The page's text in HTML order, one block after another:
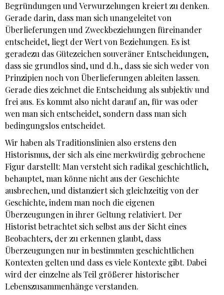
Begründungen und Verwurzelungen kreiert zu denken.
Gerade darin, dass man sich unangeleitet von
Überlieferungen und Zweckbeziehungen füreinander
entscheidet, liegt der Wert von Beziehungen. Es ist
geradezu das Gütezeichen souveräner Entscheidungen,
dass sie grundlos sind, und d.h., dass sie sich weder von
Prinzipien noch von Überlieferungen ableiten lassen.
Gerade dies zeichnet die Entscheidung als subjektiv und
frei aus. Es kommt also nicht darauf an, für was oder
wen man sich entscheidet, sondern dass man sich
bedingungslos entscheidet.
Wir haben als Traditionslinien also erstens den
Historismus, der sich als eine merkwürdig gebrochene
Figur darstellt: Man versteht sich radikal geschichtlich,
behauptet, man könne nicht aus der Geschichte
ausbrechen, und distanziert sich gleichzeitig von der
Geschichte, indem man noch die eigenen
Überzeugungen in ihrer Geltung relativiert. Der
Historist betrachtet sich selbst aus der Sicht eines
Beobachters, der zu erkennen glaubt, dass
Überzeugungen nur in bestimmten geschichtlichen
Kontexten gelten und dass es viele Kontexte gibt. Dabei
wird der einzelne als Teil größerer historischer
Lebenszusammenhänge verstanden.